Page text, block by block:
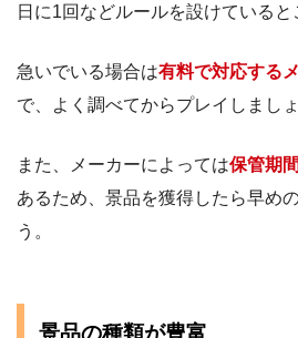
日に1回などルールを設けていると
急いでいる場合は有料で対応する
で、よく調べてからプレイしましょ
また、メーカーによっては保管期間
あるため、景品を獲得したら早め
う。
景品の種類が豊富